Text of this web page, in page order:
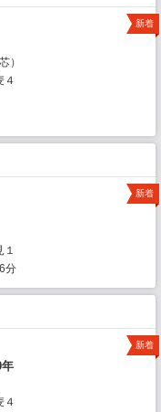
）
４
新着
分
新着
４
新着